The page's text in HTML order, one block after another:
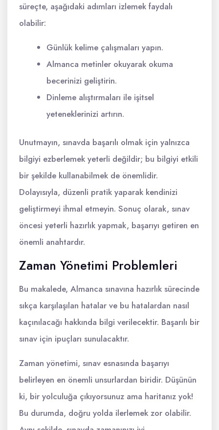
süreçte, aşağıdaki adımları izlemek faydalı
olabilir:
Günlük kelime çalışmaları yapın.
Almanca metinler okuyarak okuma
becerinizi geliştirin.
Dinleme alıştırmaları ile işitsel
yeteneklerinizi artırın.
Unutmayın, sınavda başarılı olmak için yalnızca
bilgiyi ezberlemek yeterli değildir; bu bilgiyi etkili
bir şekilde kullanabilmek de önemlidir.
Dolayısıyla, düzenli pratik yaparak kendinizi
geliştirmeyi ihmal etmeyin. Sonuç olarak, sınav
öncesi yeterli hazırlık yapmak, başarıyı getiren en
önemli anahtardır.
Zaman Yönetimi Problemleri
Bu makalede, Almanca sınavına hazırlık sürecinde
sıkça karşılaşılan hatalar ve bu hatalardan nasıl
kaçınılacağı hakkında bilgi verilecektir. Başarılı bir
sınav için ipuçları sunulacaktır.
Zaman yönetimi, sınav esnasında başarıyı
belirleyen en önemli unsurlardan biridir. Düşünün
ki, bir yolculuğa çıkıyorsunuz ama haritanız yok!
Bu durumda, doğru yolda ilerlemek zor olabilir.